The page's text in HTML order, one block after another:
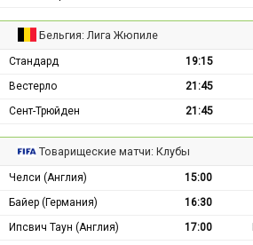
Бельгия: Лига Жюпиле
Стандард 19:15
Вестерло
21:45
Сент-Трюйден
21:45
Товарищеские матчи: Клубы
Челси (Англия) 15:00
Байер (Германия)
16:30
Ипсвич Таун (Англия)
17:00